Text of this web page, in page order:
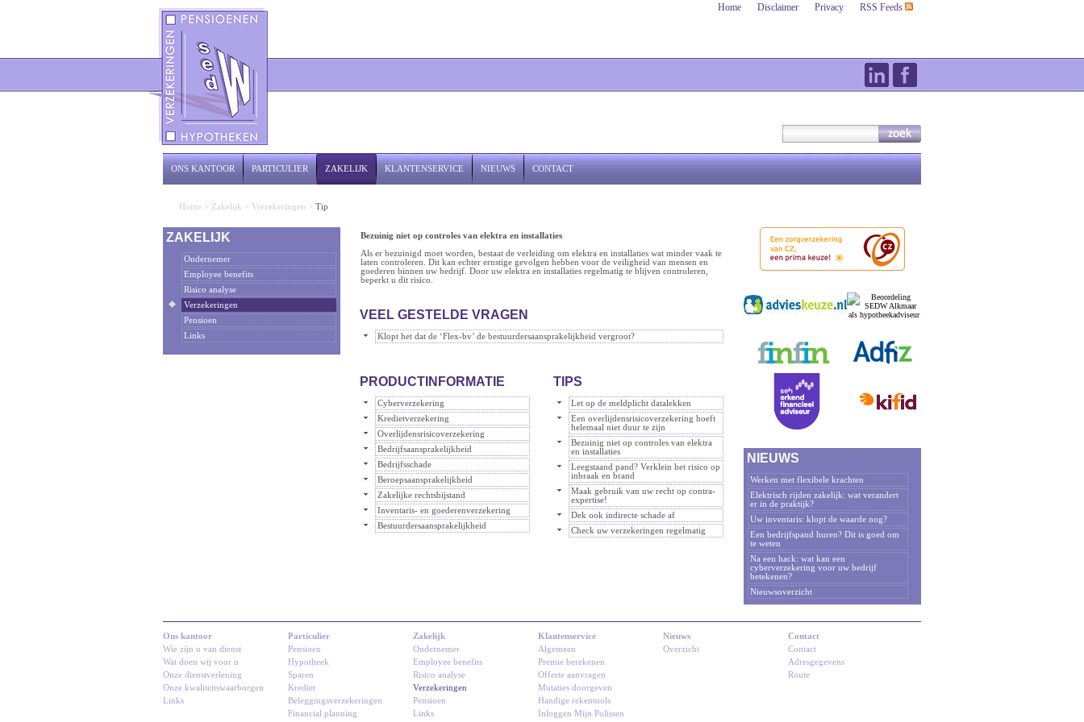
Home Disclaimer Privacy RSS Feeds
ONS KANTOOR PARTICULIER ZAKELIJK KLANTENSERVICE NIEUWS CONTACT
Home > Zakelijk > Verzekeringen > Tip
ZAKELIJK
Ondernemer
Employee benefits
Risico analyse
Verzekeringen
Pensioen
Links
Bezuinig niet op controles van elektra en installaties
Als er bezuinigd moet worden, bestaat de verleiding om elektra en installaties wat minder vaak te
laten controleren. Dit kan echter ernstige gevolgen hebben voor de veiligheid van mensen en
goederen binnen uw bedrijf. Door uw elektra en installaties regelmatig te blijven controleren,
beperkt u dit risico.
VEEL GESTELDE VRAGEN
Klopt het dat de ‘Flex-bv’ de bestuurdersaansprakelijkheid vergroot?
PRODUCTINFORMATIE
Cyberverzekering
Kredietverzekering
Overlijdensrisicoverzekering
Bedrijfsaansprakelijkheid
Bedrijfsschade
Beroepsaansprakelijkheid
Zakelijke rechtsbijstand
Inventaris- en goederenverzekering
Bestuurdersaansprakelijkheid
TIPS
Let op de meldplicht datalekken
Een overlijdensrisicoverzekering hoeft
helemaal niet duur te zijn
Bezuinig niet op controles van elektra
en installaties
Leegstaand pand? Verklein het risico op
inbraak en brand
Maak gebruik van uw recht op contra-
expertise!
Dek ook indirecte schade af
Check uw verzekeringen regelmatig
NIEUWS
Werken met flexibele krachten
Elektrisch rijden zakelijk: wat verandert
er in de praktijk?
Uw inventaris: klopt de waarde nog?
Een bedrijfspand huren? Dit is goed om
te weten
Na een hack: wat kan een
cyberverzekering voor uw bedrijf
betekenen?
Nieuwsoverzicht
Ons kantoor
Wie zijn u van dienst
Wat doen wij voor u
Onze dienstverlening
Onze kwaliteitswaarborgen
Links
Particulier
Pensioen
Hypotheek
Sparen
Krediet
Beleggingsverzekeringen
Financial planning
Zakelijk
Ondernemer
Employee benefits
Risico analyse
Verzekeringen
Pensioen
Links
Klantenservice
Algemeen
Premie berekenen
Offerte aanvragen
Mutaties doorgeven
Handige rekentools
Inloggen Mijn Polissen
Nieuws
Overzicht
Contact
Contact
Adresgegevens
Route